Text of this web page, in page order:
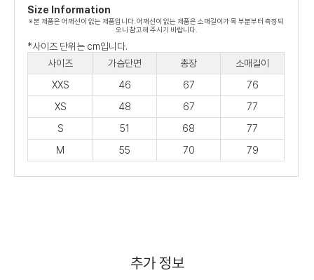
Size Information
※ 본 제품은 어깨선이 없는 제품입니다. 어깨선이 없는 제품은 소매길이가 목 부분부터 측정되
오니 참고해 주시기 바랍니다.
*사이즈 단위는 cm입니다.
사이즈
가슴단면 총장
소매길이
XXS
46 67
76
XS
48 67
77
S
51 68
77
M
55 70 79
추가 정보